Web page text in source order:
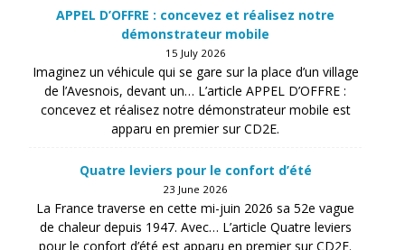
APPEL D’OFFRE : concevez et réalisez notre
démonstrateur mobile
15 July 2026
Imaginez un véhicule qui se gare sur la place d’un village
de l’Avesnois, devant un… L’article APPEL D’OFFRE :
concevez et réalisez notre démonstrateur mobile est
apparu en premier sur CD2E.
Quatre leviers pour le confort d’été
23 June 2026
La France traverse en cette mi-juin 2026 sa 52e vague
de chaleur depuis 1947. Avec… L’article Quatre leviers
pour le confort d’été est apparu en premier sur CD2E.